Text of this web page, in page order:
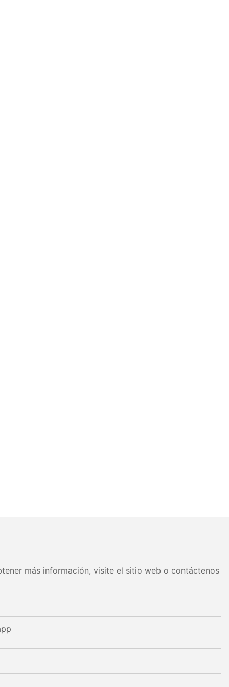
más información, visite el sitio web o contáctenos